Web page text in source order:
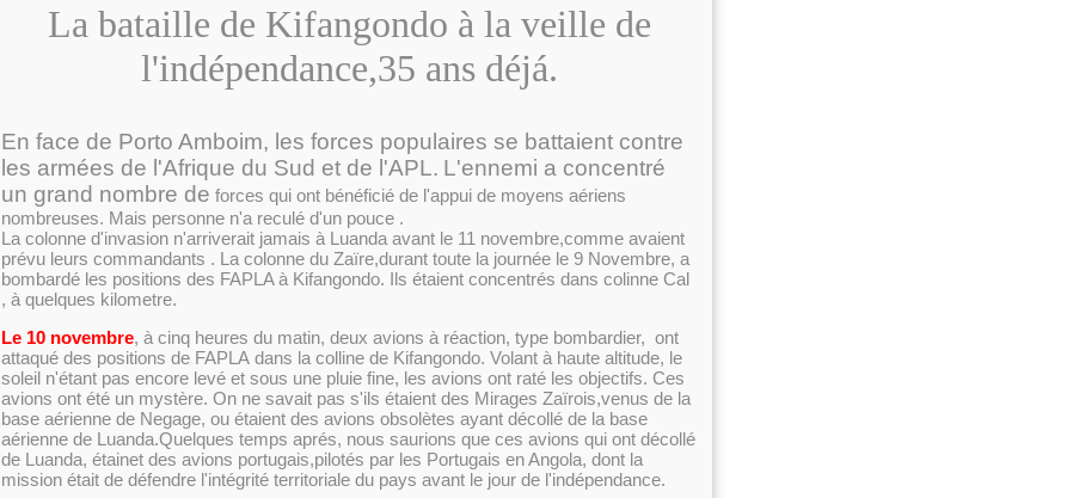
La bataille de Kifangondo à la veille de
l'indépendance,35 ans déjá.
En face de Porto Amboim, les forces populaires se battaient contre
les armées de l'Afrique du Sud et de l'APL. L'ennemi a concentré
un grand nombre de forces qui ont bénéficié de l'appui de moyens aériens
nombreuses. Mais personne n'a reculé d'un pouce .
La colonne d'invasion n'arriverait jamais à Luanda avant le 11 novembre,comme avaient
prévu leurs commandants . La colonne du Zaïre,durant toute la journée le 9 Novembre, a
bombardé les positions des FAPLA à Kifangondo. Ils étaient concentrés dans colinne Cal
, à quelques kilometre.
Le 10 novembre, à cinq heures du matin, deux avions à réaction, type bombardier, ont
attaqué des positions de FAPLA dans la colline de Kifangondo. Volant à haute altitude, le
soleil n'étant pas encore levé et sous une pluie fine, les avions ont raté les objectifs. Ces
avions ont été un mystère. On ne savait pas s'ils étaient des Mirages Zaïrois,venus de la
base aérienne de Negage, ou étaient des avions obsolètes ayant décollé de la base
aérienne de Luanda.Quelques temps aprés, nous saurions que ces avions qui ont décollé
de Luanda, étainet des avions portugais,pilotés par les Portugais en Angola, dont la
mission était de défendre l'intégrité territoriale du pays avant le jour de l'indépendance.